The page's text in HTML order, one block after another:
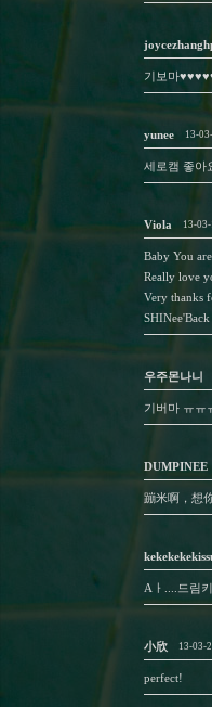
기보마
yunee 13-
세로캠 좋아
Viola 13-
Baby You
Really love
Very thanks
우주몬나니
기버마 ㅠㅠ
DUMPINEE
蹦米啊，想
Aㅏ....드림
小欣 13-
perfect!